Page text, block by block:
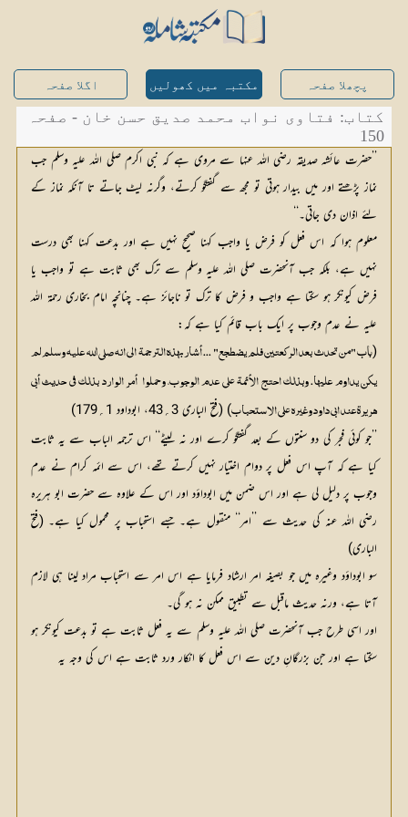
پچھلا صفحہ مکتبہ میں کھولیں اگلا صفحہ
کتاب: فتاوی نواب محمد صدیق حسن خان - صفحہ
150
’’حضرت عائشہ صدیقہ رضی اللہ عنہا سے مروی ہے کہ نبی اکرم صلی اللہ علیہ وسلم جب
نماز پڑھتے اور میں بیدار ہوتی تو مجھ سے گفتگو کرتے، وگرنہ لیٹ جاتے تا آنکہ نماز کے
لئے اذان دی جاتی۔‘‘
معلوم ہوا کہ اس فعل کو فرض یا واجب کہنا صحیح نہیں ہے اور بدعت کہنا بھی درست
نہیں ہے، بلکہ جب آنحضرت صلی اللہ علیہ وسلم سے ترک بھی ثابت ہے تو واجب یا
فرض کیونکر ہو سکتا ہے واجب و فرض کا ترک تو ناجائز ہے۔ چنانچہ امام بخاری رحمۃ اللہ
علیہ نے عدم وجوب پر ایک باب قائم کیا ہے کہ:
(
هريرة عند ابى داود وغيره على الاستحباب) (فتح الباری 3 ؍43، ابوداود 1 ؍179)
’’جو کوئی فجر کی دو سنتوں کے بعد گفتگو کرے اور نہ لیٹے‘‘ اس ترجمہ الباب سے یہ ثابت
کیا ہے کہ آپ اس فعل پر دوام اختیار نہیں کرتے تھے، اس سے ائمہ کرام نے عدم
وجوب پر دلیل لی ہے اور اس ضمن میں ابوداؤد اور اس کے علاوہ سے حضرت ابو ہریرہ
رضی اللہ عنہ کی حدیث سے ’’امر‘‘ منقول ہے۔ جسے استحباب پر محمول کیا ہے۔ (فتح
الباری)
سو ابوداؤد وغیرہ میں جو بصیغہ امر ارشاد فرمایا ہے اس امر سے استحباب مراد لینا ہی لازم
آتا ہے، ورنہ حدیث ماقبل سے تطبیق ممکن نہ ہو گی۔
اور اسی طرح جب آنحضرت صلی اللہ علیہ وسلم سے یہ فعل ثابت ہے تو بدعت کیونکر ہو
سکتا ہے اور جن بزرگانِ دین سے اس فعل کا انکار ورد ثابت ہے اس کی وجہ یہ